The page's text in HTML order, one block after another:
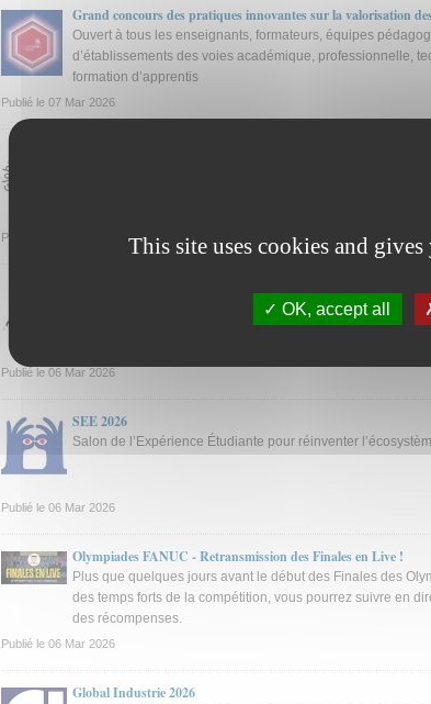
Grand concours des pratiques innovantes sur la valorisation
Ouvert à tous les enseignants, formateurs, équipes
d’établissements des voies académique, professionnelle,
formation d’apprentis
Publié le 07 Mar 2026
Publié le
Journée du nettoyage numérique des données et du
Publié le 06 Mar 2026
SEE 2026
Salon de l’Expérience Étudiante pour réinventer
Publié le 06 Mar 2026
Olympiades FANUC - Retransmission des Finales en Live !
Plus que quelques jours avant le début des Finales des
des temps forts de la compétition, vous pourrez suivre en
des récompenses.
Publié le 06 Mar 2026
Global Industrie 2026
This site uses cookies and
OK, accept all